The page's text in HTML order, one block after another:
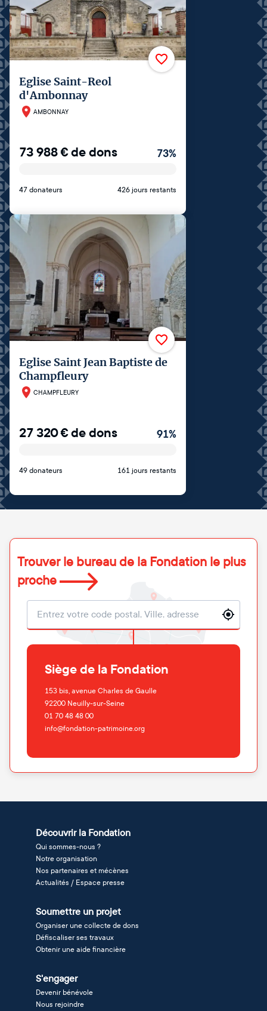
Eglise Saint-Reol
d'Ambonnay
AMBONNAY
73 988€de dons 73%
47 donateurs 426 jours restants
Eglise Saint Jean Baptiste de
Champfleury
CHAMPFLEURY
27 320€de dons 91%
49 donateurs 161 jours restants
Trouver le bureau de la Fondation le plus
proche
Localisation
Siège de la Fondation
153 bis, avenue Charles de Gaulle
92200 Neuilly-sur-Seine
01 70 48 48 00
info@fondation-patrimoine.org
Découvrir la Fondation
Qui sommes-nous ?
Notre organisation
Nos partenaires et mécènes
Actualités / Espace presse
Soumettre un projet
Organiser une collecte de dons
Défiscaliser ses travaux
Obtenir une aide financière
S'engager
Devenir bénévole
Nous rejoindre